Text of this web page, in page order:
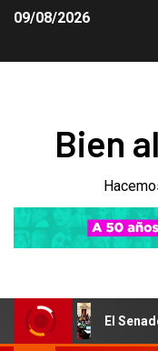
09/08/2026
Bien
El Senado aprobó